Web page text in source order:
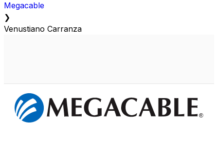
Megacable
❯
Venustiano Carranza